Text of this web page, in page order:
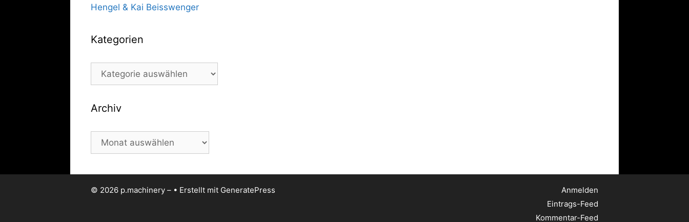
Hengel & Kai Beisswenger
Kategorien
Kategorien
Archiv
Archiv
Anmelden
Eintrags-Feed
Kommentar-Feed
© 2026 p.machinery – • Erstellt mit GeneratePress